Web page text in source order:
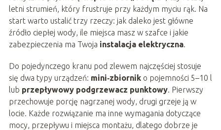
letni strumień, który frustruje przy każdym myciu rąk. Na
start warto ustalić trzy rzeczy: jak daleko jest główne
źródło ciepłej wody, ile miejsca masz w szafce i jakie
zabezpieczenia ma Twoja instalacja elektryczna.
Do pojedynczego kranu pod zlewem najczęściej stosuje
się dwa typy urządzeń: mini‑zbiorniko pojemności 5–10 l
lub przepływowy podgrzewacz punktowy. Pierwszy
przechowuje porcję nagrzanej wody, drugi grzeje ją w
locie. Każde rozwiązanie ma inne wymagania dotyczące
mocy, przepływu i miejsca montażu, dlatego dobrze je